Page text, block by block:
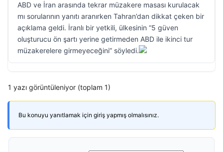
ABD ve İran arasında tekrar müzakere masası kurulacak
mı sorularının yanıtı aranırken Tahran’dan dikkat çeken bir
açıklama geldi. İranlı bir yetkili, ülkesinin “5 güven
oluşturucu ön şartı yerine getirmeden ABD ile ikinci tur
müzakerelere girmeyeceğini” söyledi.
1 yazı görüntüleniyor (toplam 1)
Bu konuyu yanıtlamak için giriş yapmış olmalısınız.